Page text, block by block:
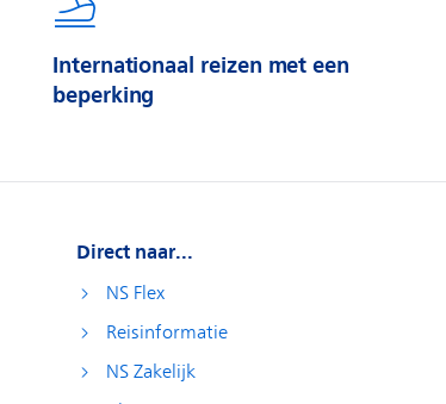
Internationaal reizen met een
beperking
Direct naar...
NS Flex
Reisinformatie
NS Zakelijk